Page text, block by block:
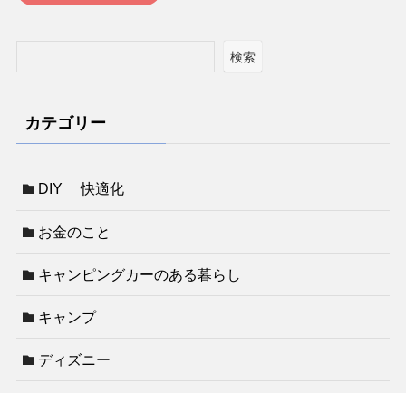
検索
カテゴリー
DIY 快適化
お金のこと
キャンピングカーのある暮らし
キャンプ
ディズニー